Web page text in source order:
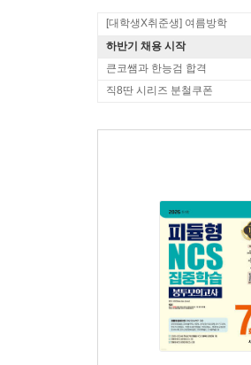
[대학생X취준생] 여름방학
하반기 채용 시작
큰코쌤과 한능검 합격
직8딴 시리즈 분철쿠폰